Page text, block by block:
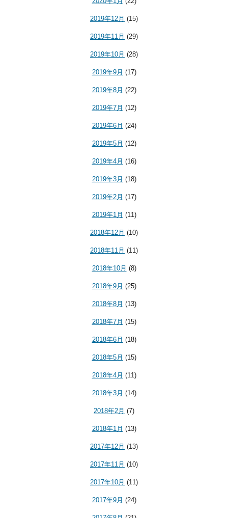
2019年12月 (15)
2019年11月 (29)
2019年10月 (28)
2019年9月 (17)
2019年8月 (22)
2019年7月 (12)
2019年6月 (24)
2019年5月 (12)
2019年4月 (16)
2019年3月 (18)
2019年2月 (17)
2019年1月 (11)
2018年12月 (10)
2018年11月 (11)
2018年10月 (8)
2018年9月 (25)
2018年8月 (13)
2018年7月 (15)
2018年6月 (18)
2018年5月 (15)
2018年4月 (11)
2018年3月 (14)
2018年2月 (7)
2018年1月 (13)
2017年12月 (13)
2017年11月 (10)
2017年10月 (11)
2017年9月 (24)